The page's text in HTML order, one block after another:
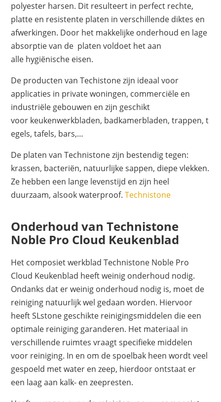
polyester harsen. Dit resulteert in perfect rechte,
platte en resistente platen in verschillende diktes en
afwerkingen. Door het makkelijke onderhoud en lage
absorptie van de platen voldoet het aan
alle hygiënische eisen.
De producten van Techistone zijn ideaal voor
applicaties in private woningen, commerciële en
industriële gebouwen en zijn geschikt
voor keukenwerkbladen, badkamerbladen, trappen, t
egels, tafels, bars,…
De platen van Technistone zijn bestendig tegen:
krassen, bacteriën, natuurlijke sappen, diepe vlekken.
Ze hebben een lange levenstijd en zijn heel
duurzaam, alsook waterproof.Technistone
Onderhoud van Technistone
Noble Pro Cloud Keukenblad
Het composiet werkblad Technistone Noble Pro
Cloud Keukenblad heeft weinig onderhoud nodig.
Ondanks dat er weinig onderhoud nodig is, moet de
reiniging natuurlijk wel gedaan worden. Hiervoor
heeft SLstone geschikte reinigingsmiddelen die een
optimale reiniging garanderen. Het materiaal in
verschillende ruimtes vraagt specifieke middelen
voor reiniging. In en om de spoelbak heen wordt veel
gespoeld met water en zeep, hierdoor ontstaat er
een laag aan kalk- en zeepresten.